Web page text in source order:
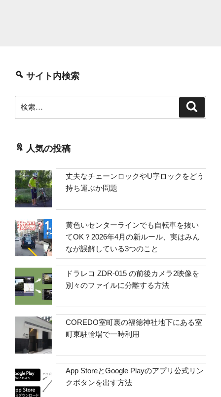
サイト内検索
索:
人気の投稿
丈夫なチェーンロックやU字ロックをどう
持ち運ぶか問題
黄色いセンターラインでも自転車を抜い
てOK？2026年4月の新ルール、実はみん
なが誤解している3つのこと
ドラレコ ZDR-015 の前後カメラ2映像を
別々のファイルに分離する方法
COREDO室町裏の福徳神社地下にある室
町東駐輪場で一時利用
App StoreとGoogle Playのアプリ公式リン
クボタンを出す方法